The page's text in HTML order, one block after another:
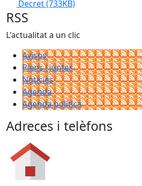
Decret(733KB)
RSS
L'actualitat a un clic
Avisos
Plens i juntes
Noticies
Agenda
Agenda política
Adreces i telèfons